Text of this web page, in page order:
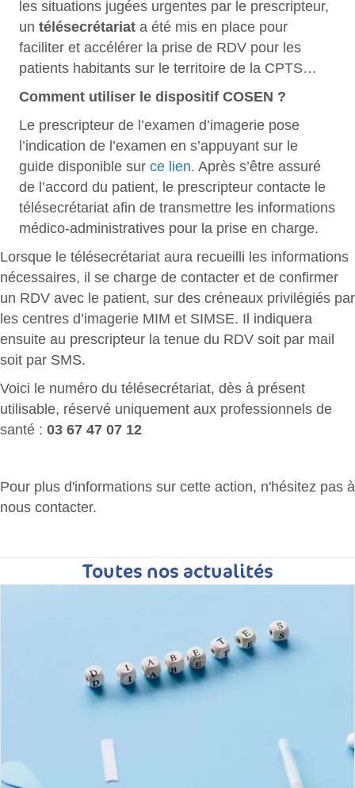
les situations jugées urgentes par le prescripteur,
un télésecrétariat a été mis en place pour
faciliter et accélérer la prise de RDV pour les
patients habitants sur le territoire de la CPTS…
Comment utiliser le dispositif COSEN ?
Le prescripteur de l’examen d’imagerie pose
l’indication de l’examen en s’appuyant sur le
guide disponible sur ce lien. Après s’être assuré
de l’accord du patient, le prescripteur contacte le
télésecrétariat afin de transmettre les informations
médico-administratives pour la prise en charge.
Lorsque le télésecrétariat aura recueilli les informations
nécessaires, il se charge de contacter et de confirmer
un RDV avec le patient, sur des créneaux privilégiés par
les centres d’imagerie MIM et SIMSE. Il indiquera
ensuite au prescripteur la tenue du RDV soit par mail
soit par SMS.
Voici le numéro du télésecrétariat, dès à présent
utilisable, réservé uniquement aux professionnels de
santé : 03 67 47 07 12
Pour plus d'informations sur cette action, n'hésitez pas à
nous contacter.
Toutes nos actualités